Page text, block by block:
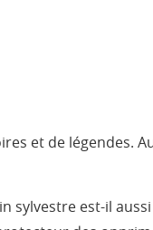
et de légendes.
sylvestre est-il